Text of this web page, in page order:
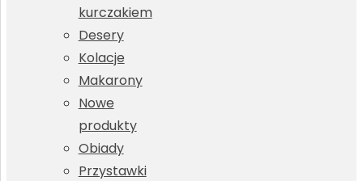
kurczakiem
Desery
Kolacje
Makarony
Nowe
produkty
Obiady
Przystawki